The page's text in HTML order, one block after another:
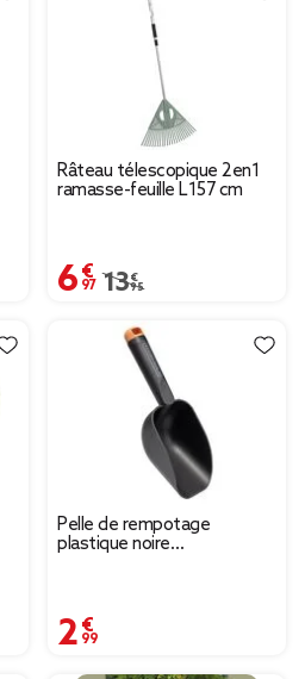
Râteau télescopique 2en1
ramasse-feuille L157 cm
6,97 €
Prix remisé de 13,95 €
13,95 €
Pelle de rempotage
plastique noire
2,99 €